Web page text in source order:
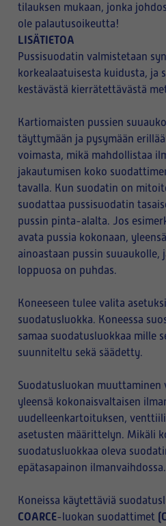
tilauksen mukaan, jonka
ole palautusoikeutta!
LISÄTIETOA
Pussisuodatin valmistetaan
korkealaatuisesta kuidusta, ja
kestävästä kierrätettävästä
Kartiomaisten pussien
täyttymään ja pysymään
voimasta, mikä mahdollistaa
jakautumisen koko
tavalla. Kun suodatin on
suodattaa pussisuodatin
pussin pinta-alalta. Jos
avata pussia kokonaan,
ainoastaan pussin suuaukolle,
loppuosa on puhdas.
Koneeseen tulee valita
suodatusluokka. Koneessa
samaa suodatusluokkaa mille
suunniteltu sekä säädetty.
Suodatusluokan muuttaminen
yleensä kokonaisvaltaisen
uudelleenkartoituksen,
asetusten määrittelyn. Mikäli
suodatusluokkaa oleva
epätasapainon ilmanvaihdossa.
Koneissa käytettäviä
COARCE-luokan suodattimet